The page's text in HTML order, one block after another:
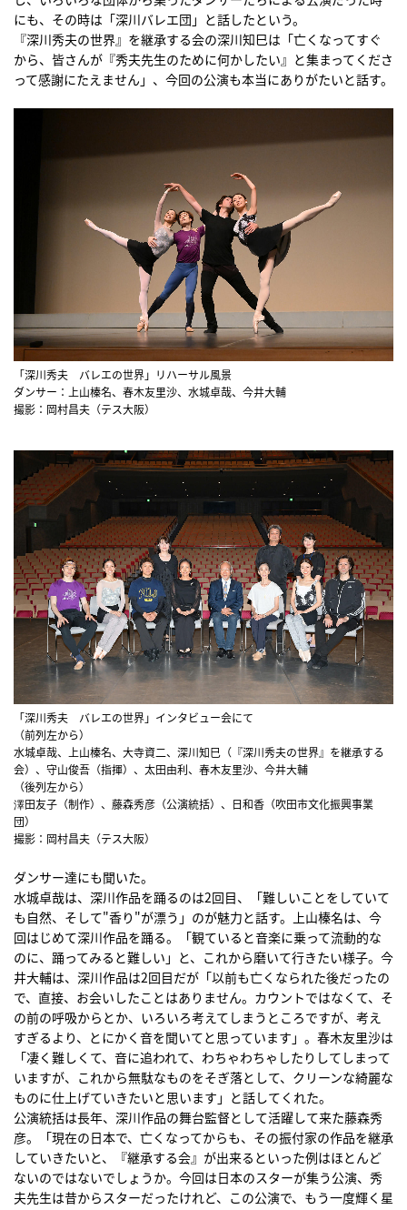
にも、その時は「深川バレエ団」と話したという。
『深川秀夫の世界』を継承する会の深川知巳は「亡くなってすぐ
から、皆さんが『秀夫先生のために何かしたい』と集まってくださ
って感謝にたえません」、今回の公演も本当にありがたいと話す。
「深川秀夫 バレエの世界」リハーサル風景
ダンサー：上山榛名、春木友里沙、水城卓哉、今井大輔
撮影：岡村昌夫（テス大阪）
「深川秀夫 バレエの世界」インタビュー会にて
（前列左から）
水城卓哉、上山榛名、大寺資二、深川知巳（『深川秀夫の世界』を継承する
会）、守山俊吾（指揮）、太田由利、春木友里沙、今井大輔
（後列左から）
澤田友子（制作）、藤森秀彦（公演統括）、日和香（吹田市文化振興事業
団）
撮影：岡村昌夫（テス大阪）
ダンサー達にも聞いた。
水城卓哉は、深川作品を踊るのは2回目、「難しいことをしていて
も自然、そして"香り"が漂う」のが魅力と話す。上山榛名は、今
回はじめて深川作品を踊る。「観ていると音楽に乗って流動的な
のに、踊ってみると難しい」と、これから磨いて行きたい様子。今
井大輔は、深川作品は2回目だが「以前も亡くなられた後だったの
で、直接、お会いしたことはありません。カウントではなくて、そ
の前の呼吸からとか、いろいろ考えてしまうところですが、考え
すぎるより、とにかく音を聞いてと思っています」。春木友里沙は
「凄く難しくて、音に追われて、わちゃわちゃしたりしてしまって
いますが、これから無駄なものをそぎ落として、クリーンな綺麗な
ものに仕上げていきたいと思います」と話してくれた。
公演統括は長年、深川作品の舞台監督として活躍して来た藤森秀
彦。「現在の日本で、亡くなってからも、その振付家の作品を継承
していきたいと、『継承する会』が出来るといった例はほとんど
ないのではないでしょうか。今回は日本のスターが集う公演、秀
夫先生は昔からスターだったけれど、この公演で、もう一度輝く星